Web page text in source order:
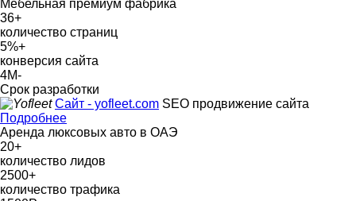
Мебельная премиум фабрика
36+
количество страниц
5%+
конверсия сайта
4М-
Срок разработки
Сайт - yofleet.com SEO продвижение сайта
Подробнее
Аренда люксовых авто в ОАЭ
20+
количество лидов
2500+
количество трафика